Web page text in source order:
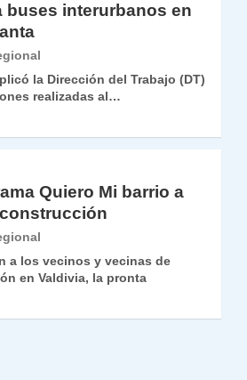
buses interurbanos en
la Dirección del Trabajo (DT)
realizadas al…
Quiero Mi barrio a
a los vecinos y vecinas de
en Valdivia, la pronta